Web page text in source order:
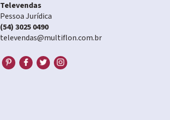
Televendas
Pessoa Jurídica
(54) 3025 0490
televendas@multiflon.com.br